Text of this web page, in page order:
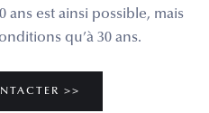
ans est ainsi possible, mais
qu’à 30 ans.
>>